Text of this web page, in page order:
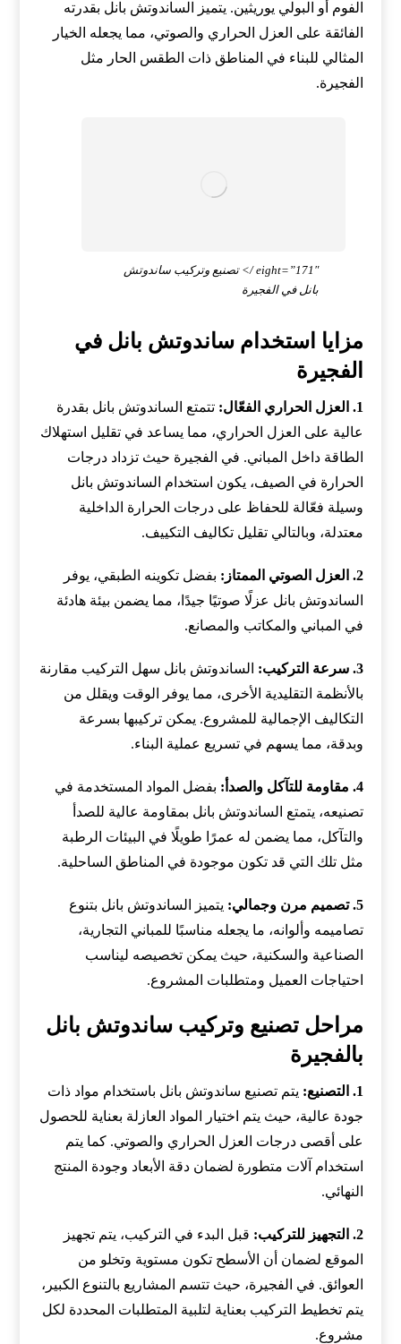
الفوم أو البولي يوريثين. يتميز الساندوتش بانل بقدرته
الفائقة على العزل الحراري والصوتي، مما يجعله الخيار
المثالي للبناء في المناطق ذات الطقس الحار مثل
الفجيرة.
eight=”171″ /> تصنيع وتركيب ساندوتش
بانل في الفجيرة
مزايا استخدام ساندوتش بانل في
الفجيرة
1. العزل الحراري الفعّال:
تتمتع الساندوتش بانل بقدرة
عالية على العزل الحراري، مما يساعد في تقليل استهلاك
الطاقة داخل المباني. في الفجيرة حيث تزداد درجات
الحرارة في الصيف، يكون استخدام الساندوتش بانل
وسيلة فعّالة للحفاظ على درجات الحرارة الداخلية
معتدلة، وبالتالي تقليل تكاليف التكييف.
2. العزل الصوتي الممتاز:
بفضل تكوينه الطبقي، يوفر
الساندوتش بانل عزلًا صوتيًا جيدًا، مما يضمن بيئة هادئة
في المباني والمكاتب والمصانع.
3. سرعة التركيب:
الساندوتش بانل سهل التركيب مقارنة
بالأنظمة التقليدية الأخرى، مما يوفر الوقت ويقلل من
التكاليف الإجمالية للمشروع. يمكن تركيبها بسرعة
وبدقة، مما يسهم في تسريع عملية البناء.
4. مقاومة للتآكل والصدأ:
بفضل المواد المستخدمة في
تصنيعه، يتمتع الساندوتش بانل بمقاومة عالية للصدأ
والتآكل، مما يضمن له عمرًا طويلًا في البيئات الرطبة
مثل تلك التي قد تكون موجودة في المناطق الساحلية.
5. تصميم مرن وجمالي:
يتميز الساندوتش بانل بتنوع
تصاميمه وألوانه، ما يجعله مناسبًا للمباني التجارية،
الصناعية والسكنية، حيث يمكن تخصيصه ليناسب
احتياجات العميل ومتطلبات المشروع.
مراحل تصنيع وتركيب ساندوتش بانل
بالفجيرة
1. التصنيع:
يتم تصنيع ساندوتش بانل باستخدام مواد ذات
جودة عالية، حيث يتم اختيار المواد العازلة بعناية للحصول
على أقصى درجات العزل الحراري والصوتي. كما يتم
استخدام آلات متطورة لضمان دقة الأبعاد وجودة المنتج
النهائي.
2. التجهيز للتركيب:
قبل البدء في التركيب، يتم تجهيز
الموقع لضمان أن الأسطح تكون مستوية وتخلو من
العوائق. في الفجيرة، حيث تتسم المشاريع بالتنوع الكبير،
يتم تخطيط التركيب بعناية لتلبية المتطلبات المحددة لكل
مشروع.